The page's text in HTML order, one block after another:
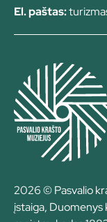
El. paštas:
2026 © Pasvalio
įstaiga, Duomenys